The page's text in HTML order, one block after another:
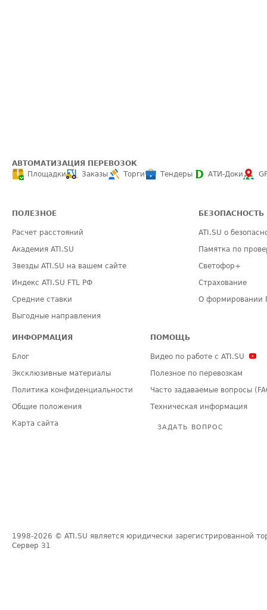
АВТОМАТИЗАЦИЯ ПЕРЕВОЗОК
Площадки
Заказы Торги Тендеры АТИ-Доки
ПОЛЕЗНОЕ
Расчет расстояний
Академия ATI.SU
Звезды ATI.SU на вашем сайте
Индекс ATI.SU FTL РФ
Средние ставки
Выгодные направления
БЕЗОПАСНОСТЬ
ATI.SU о
Памятка по
Светофор+
Страхование
О формировании
ИНФОРМАЦИЯ
Блог
Эксклюзивные материалы
Политика конфиденциальности
Общие положения
Карта сайта
ПОМОЩЬ
Видео по работе с ATI.SU
Полезное по перевозкам
Часто задаваемые вопросы
Техническая информация
ЗАДАТЬ ВОПРОС
1998-2026 © ATI.SU является юридически зарегистрированной
Сервер 31